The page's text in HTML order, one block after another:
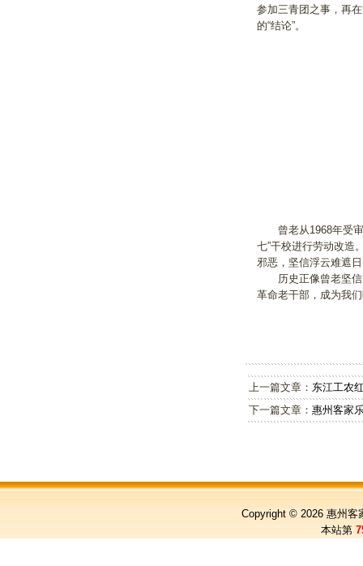
参加三青团之事，再
的“结论”。
曾老从1968年受审
七”干校进行劳动改造
邪恶，坚信浮云难遮
历史正像曾老坚信
革命老干部，成为我
上一篇文章： 东江工农
下一篇文章：惠州客家
Copyright © 2026 惠州客
本站第